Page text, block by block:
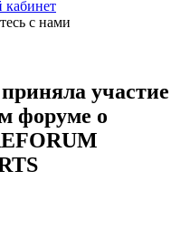
с нами
участие
форуме о